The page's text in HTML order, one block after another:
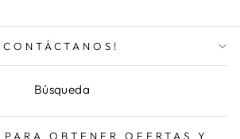
Búsqueda
PARA OBTENER OFERTAS Y